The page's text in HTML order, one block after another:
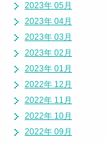
2023年 05月
2023年 04月
2023年 03月
2023年 02月
2023年 01月
2022年 12月
2022年 11月
2022年 10月
2022年 09月